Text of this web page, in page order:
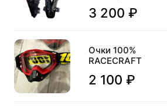
3 200 ₽
Очки 100%
RACECRAFT
2 100 ₽